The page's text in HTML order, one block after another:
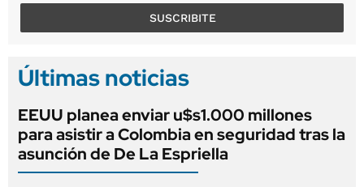
SUSCRIBITE
Últimas noticias
EEUU planea enviar u$s1.000 millones
para asistir a Colombia en seguridad tras la
asunción de De La Espriella